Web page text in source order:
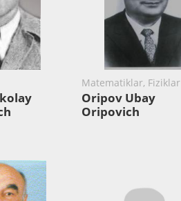
Matematiklar, Fiziklar
Oripov Ubay
Oripovich